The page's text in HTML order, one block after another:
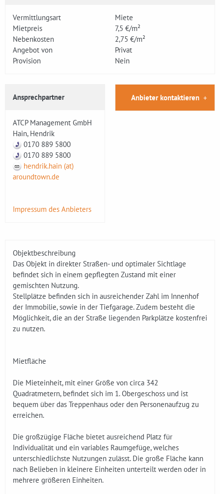
Vermittlungsart
Miete
Mietpreis
7,5 €/m²
Nebenkosten
2,75 €/m²
Angebot von
Privat
Provision
Nein
Ansprechpartner
ATCP Management GmbH
Hain, Hendrik
0170 889 5800
0170 889 5800
hendrik.hain (at)
aroundtown.de
Impressum des Anbieters
Anbieter kontaktieren
Objektbeschreibung
Das Objekt in direkter Straßen- und optimaler Sichtlage
befindet sich in einem gepflegten Zustand mit einer
gemischten Nutzung.
Stellplätze befinden sich in ausreichender Zahl im Innenhof
der Immobilie, sowie in der Tiefgarage. Zudem besteht die
Möglichkeit, die an der Straße liegenden Parkplätze kostenfrei
zu nutzen.
Mietfläche
Die Mieteinheit, mit einer Größe von circa 342
Quadratmetern, befindet sich im 1. Obergeschoss und ist
bequem über das Treppenhaus oder den Personenaufzug zu
erreichen.
Die großzügige Fläche bietet ausreichend Platz für
Individualität und ein variables Raumgefüge, welches
unterschiedlichste Nutzungen zulässt. Die große Fläche kann
nach Belieben in kleinere Einheiten unterteilt werden oder in
mehrere größeren Einheiten.